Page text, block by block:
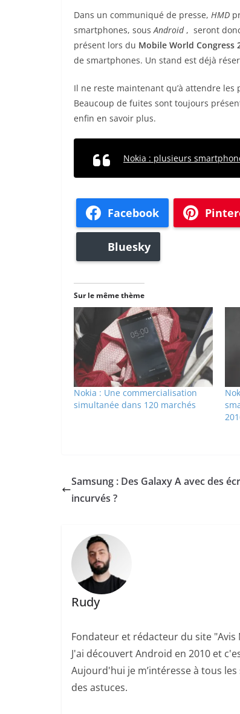
Dans un communiqué de presse, HMD
smartphones, sousAndroid, seront
présent lors du Mobile World Congress
de smartphones. Un stand est déjà
Il ne reste maintenant qu’à attendre
Beaucoup de fuites sont toujours
enfin en savoir plus.
Nokia : plusieurs
Facebook
Bluesky
Sur le même thème
Nokia : Une commercialisation
simultanée dans 120 marchés
Samsung : Des Galaxy A avec des
incurvés ?
Rudy
Fondateur et rédacteur du site
J'ai découvert Android en 2010 et
Aujourd'hui je m’intéresse à tous
des astuces.